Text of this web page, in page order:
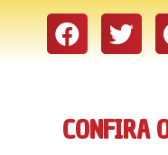
CONFIRA